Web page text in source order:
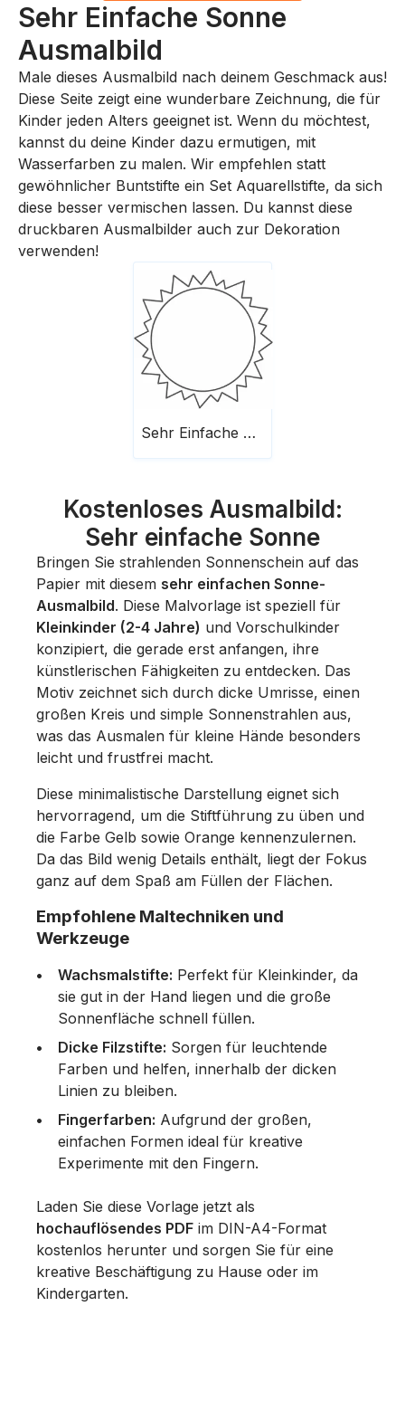
Sehr Einfache Sonne
Ausmalbild
Male dieses Ausmalbild nach deinem Geschmack aus!
Diese Seite zeigt eine wunderbare Zeichnung, die für
Kinder jeden Alters geeignet ist. Wenn du möchtest,
kannst du deine Kinder dazu ermutigen, mit
Wasserfarben zu malen. Wir empfehlen statt
gewöhnlicher Buntstifte ein Set Aquarellstifte, da sich
diese besser vermischen lassen. Du kannst diese
druckbaren Ausmalbilder auch zur Dekoration
verwenden!
Sehr Einfache Sonne
Kostenloses Ausmalbild:
Sehr einfache Sonne
Bringen Sie strahlenden Sonnenschein auf das
Papier mit diesem sehr einfachen Sonne-
Ausmalbild. Diese Malvorlage ist speziell für
Kleinkinder (2-4 Jahre) und Vorschulkinder
konzipiert, die gerade erst anfangen, ihre
künstlerischen Fähigkeiten zu entdecken. Das
Motiv zeichnet sich durch dicke Umrisse, einen
großen Kreis und simple Sonnenstrahlen aus,
was das Ausmalen für kleine Hände besonders
leicht und frustfrei macht.
Diese minimalistische Darstellung eignet sich
hervorragend, um die Stiftführung zu üben und
die Farbe Gelb sowie Orange kennenzulernen.
Da das Bild wenig Details enthält, liegt der Fokus
ganz auf dem Spaß am Füllen der Flächen.
Empfohlene Maltechniken und
Werkzeuge
Wachsmalstifte: Perfekt für Kleinkinder, da
sie gut in der Hand liegen und die große
Sonnenfläche schnell füllen.
Dicke Filzstifte: Sorgen für leuchtende
Farben und helfen, innerhalb der dicken
Linien zu bleiben.
Fingerfarben: Aufgrund der großen,
einfachen Formen ideal für kreative
Experimente mit den Fingern.
Laden Sie diese Vorlage jetzt als
hochauflösendes PDF im DIN-A4-Format
kostenlos herunter und sorgen Sie für eine
kreative Beschäftigung zu Hause oder im
Kindergarten.